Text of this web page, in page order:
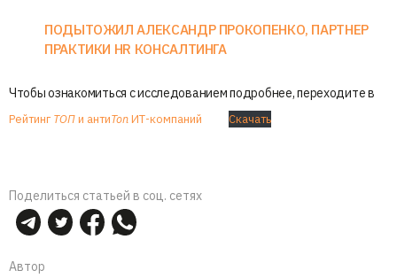
ПОДЫТОЖИЛ АЛЕКСАНДР ПРОКОПЕНКО, ПАРТНЕР
ПРАКТИКИ HR КОНСАЛТИНГА
Чтобы ознакомиться с исследованием подробнее, переходите в
Рейтинг ТОПи антиТопИТ-компаний Скачать
Поделиться статьей в соц. сетях
Автор